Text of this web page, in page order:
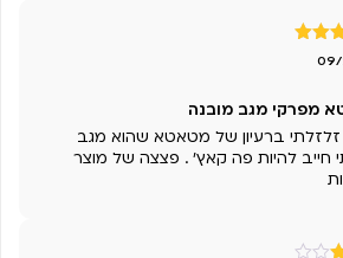
מתוך
מפרקי מגב מובנה
זלזלתי ברעיון של מטאטא שהוא מגב
חייב להיות פה קאץ' . פצצה של מוצר